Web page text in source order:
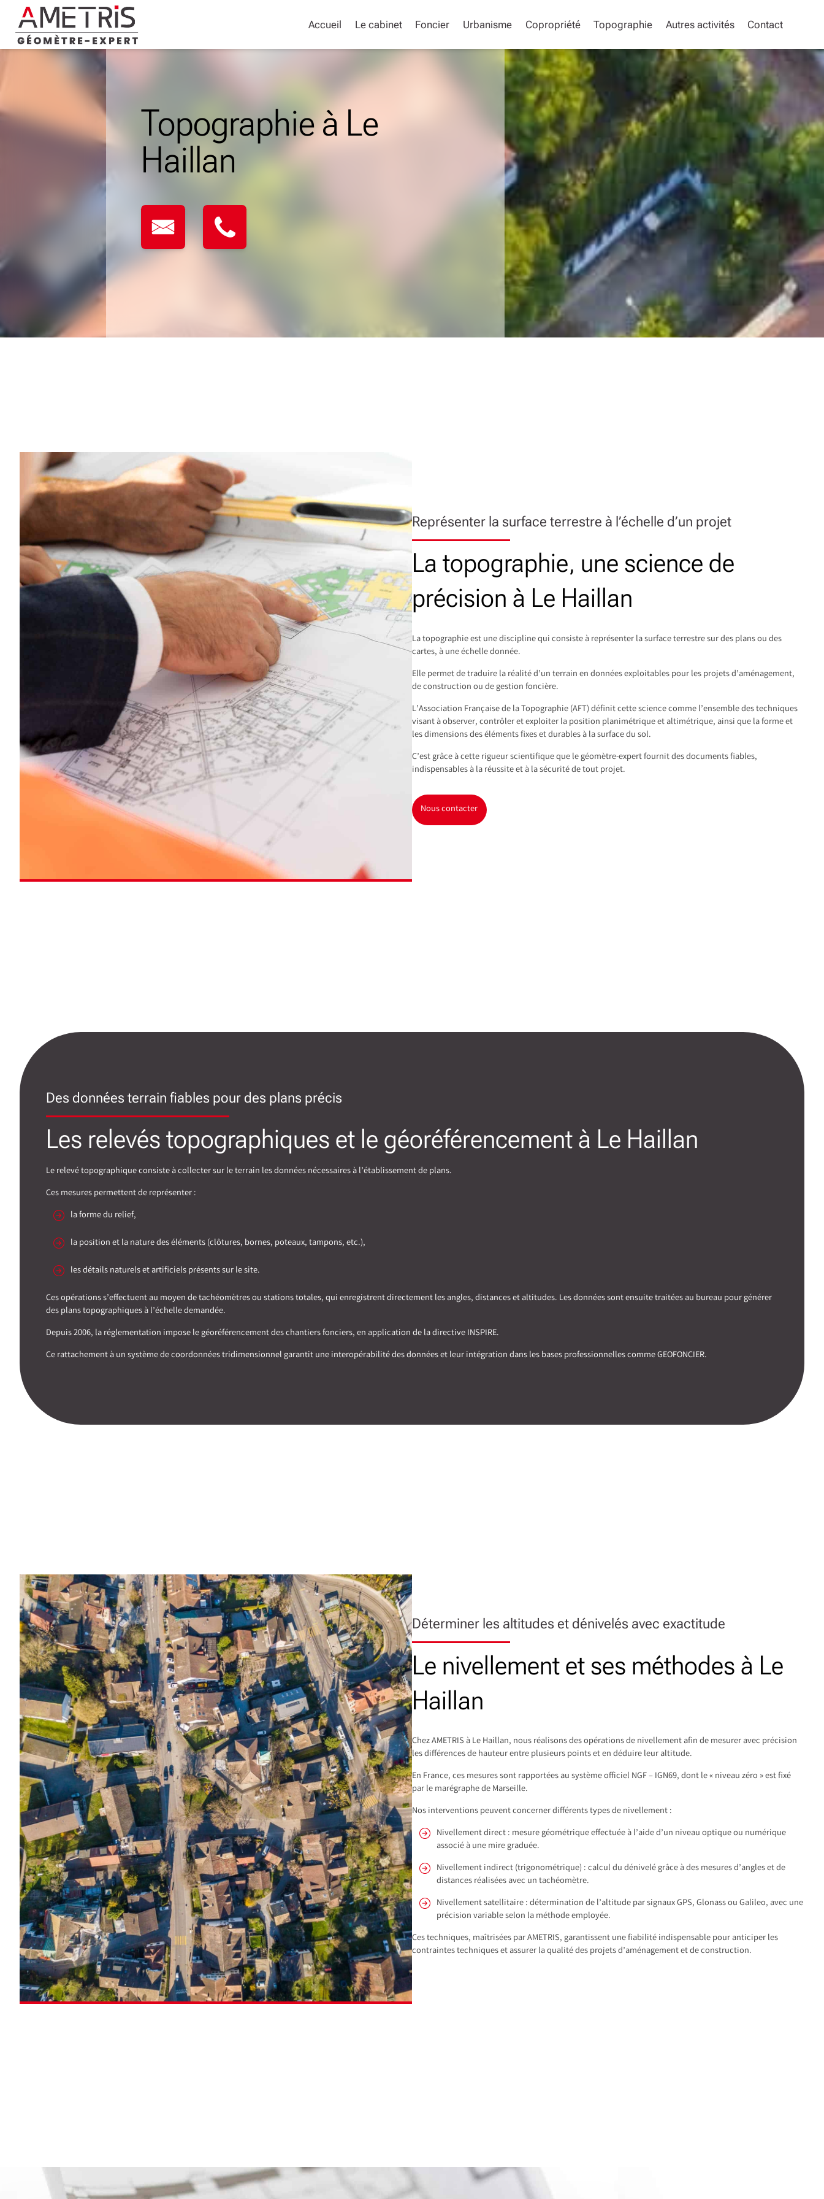
content
Accueil Le cabinet Foncier Urbanisme Copropriété Topographie Autres activités Contact
Topographie à Le
Haillan
Représenter la surface terrestre à l’échelle d’un projet
La topographie, une science de
précision à Le Haillan
La topographie est une discipline qui consiste à représenter la surface terrestre sur des plans ou des
cartes, à une échelle donnée.
Elle permet de traduire la réalité d’un terrain en données exploitables pour les projets d’aménagement,
de construction ou de gestion foncière.
L’Association Française de la Topographie (AFT) définit cette science comme l’ensemble des techniques
visant à observer, contrôler et exploiter la position planimétrique et altimétrique, ainsi que la forme et
les dimensions des éléments fixes et durables à la surface du sol.
C’est grâce à cette rigueur scientifique que le géomètre-expert fournit des documents fiables,
indispensables à la réussite et à la sécurité de tout projet.
Nous contacter
Des données terrain fiables pour des plans précis
Les relevés topographiques et le géoréférencement à Le Haillan
Le relevé topographique consiste à collecter sur le terrain les données nécessaires à l’établissement de plans.
Ces mesures permettent de représenter :
la forme du relief,
la position et la nature des éléments (clôtures, bornes, poteaux, tampons, etc.),
les détails naturels et artificiels présents sur le site.
Ces opérations s’effectuent au moyen de tachéomètres ou stations totales, qui enregistrent directement les angles, distances et altitudes. Les données sont ensuite traitées au bureau pour générer
des plans topographiques à l’échelle demandée.
Depuis 2006, la réglementation impose le géoréférencement des chantiers fonciers, en application de la directive INSPIRE.
Ce rattachement à un système de coordonnées tridimensionnel garantit une interopérabilité des données et leur intégration dans les bases professionnelles comme GEOFONCIER.
Déterminer les altitudes et dénivelés avec exactitude
Le nivellement et ses méthodes à Le
Haillan
Chez AMETRIS à Le Haillan, nous réalisons des opérations de nivellement afin de mesurer avec précision
les différences de hauteur entre plusieurs points et en déduire leur altitude.
En France, ces mesures sont rapportées au système officiel NGF – IGN69, dont le « niveau zéro » est fixé
par le marégraphe de Marseille.
Nos interventions peuvent concerner différents types de nivellement :
Nivellement direct : mesure géométrique effectuée à l’aide d’un niveau optique ou numérique
associé à une mire graduée.
Nivellement indirect (trigonométrique) : calcul du dénivelé grâce à des mesures d’angles et de
distances réalisées avec un tachéomètre.
Nivellement satellitaire : détermination de l’altitude par signaux GPS, Glonass ou Galileo, avec une
précision variable selon la méthode employée.
Ces techniques, maîtrisées par AMETRIS, garantissent une fiabilité indispensable pour anticiper les
contraintes techniques et assurer la qualité des projets d’aménagement et de construction.